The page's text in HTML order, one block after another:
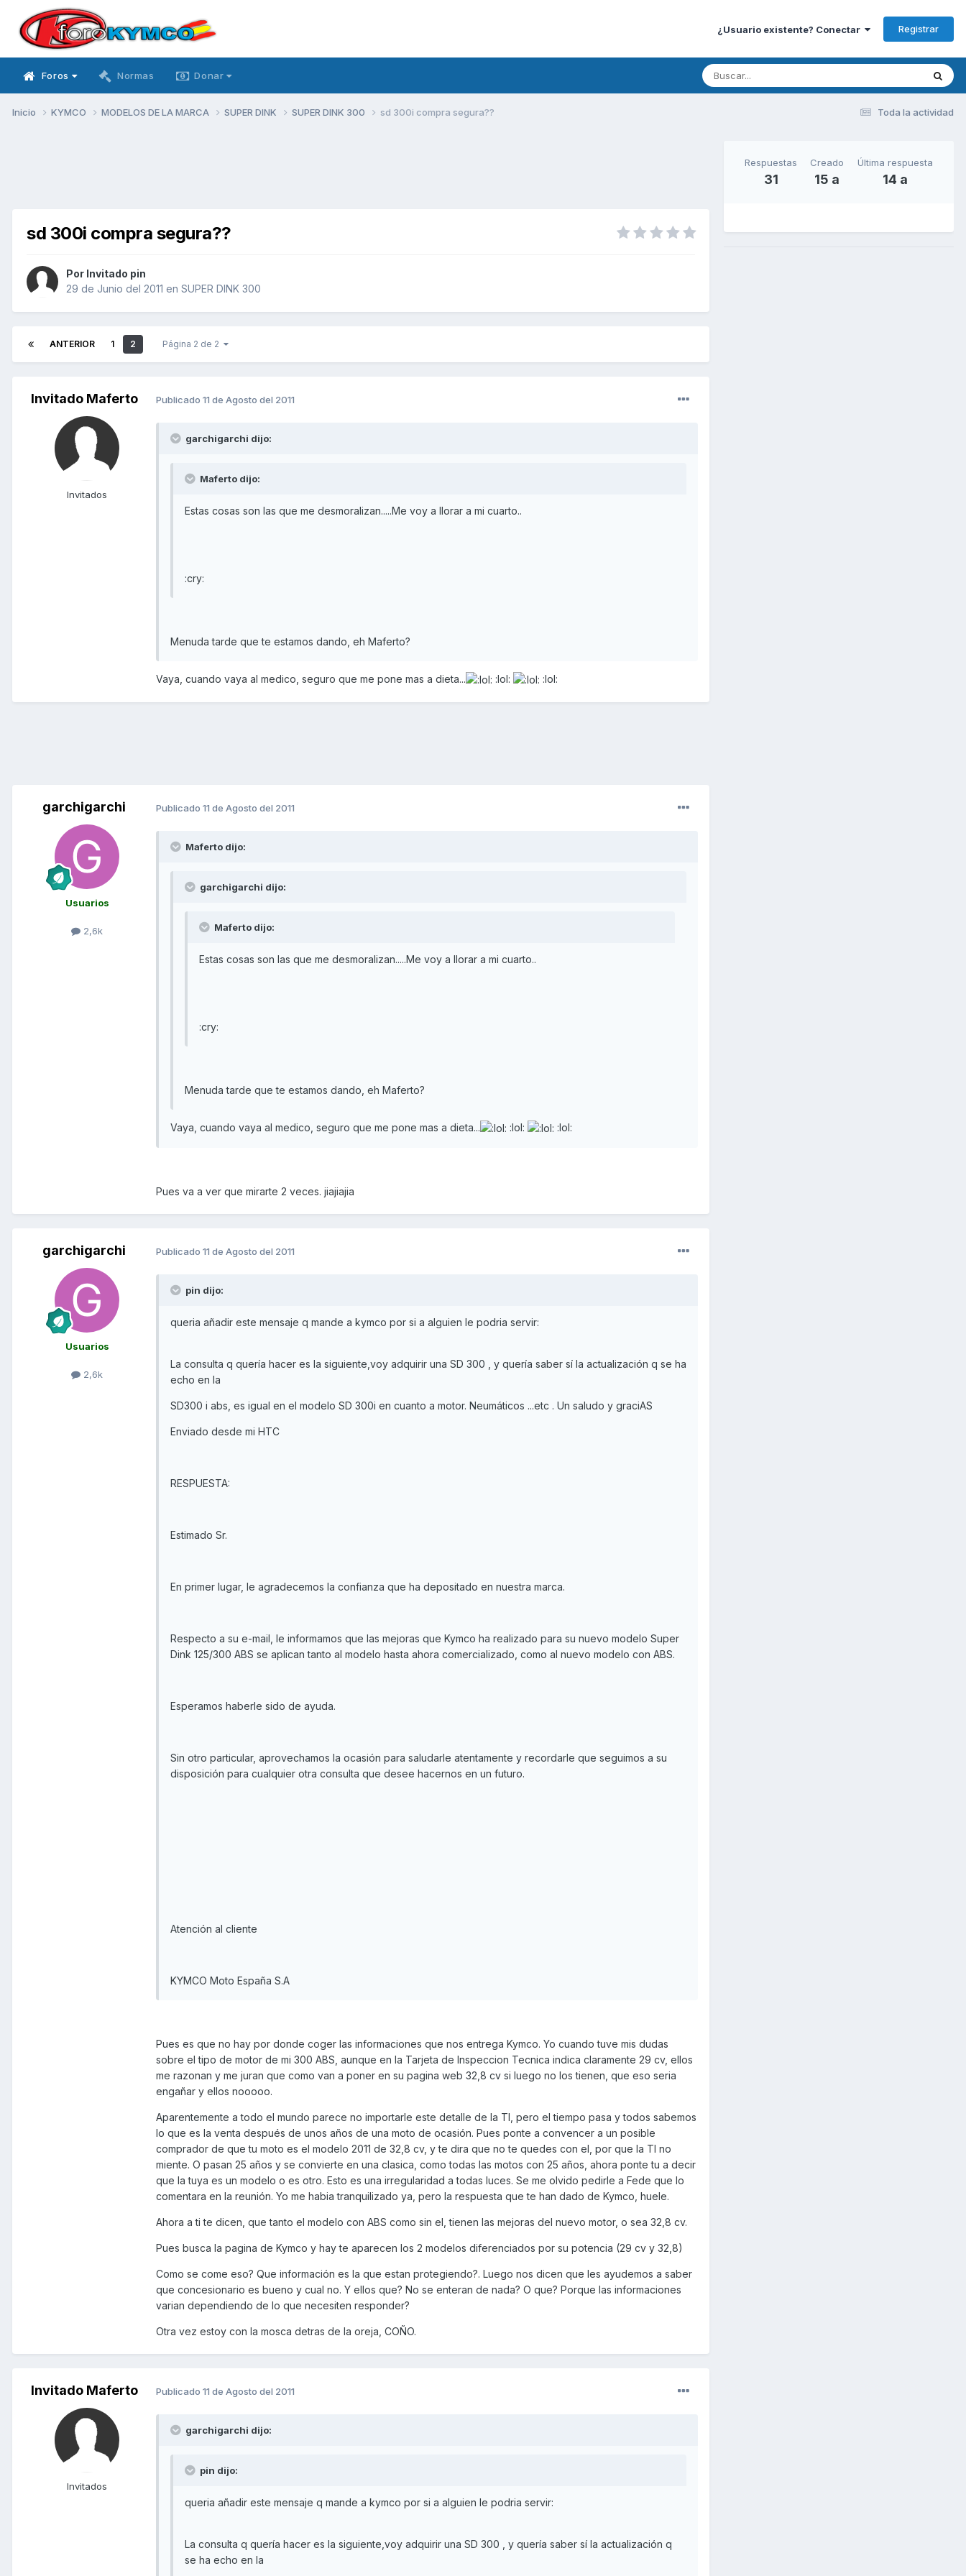
¿Usuario existente? Conectar Registrar
Foros Normas Donar
Toda la actividad
Inicio KYMCO MODELOS DE LA MARCA SUPER DINK SUPER DINK 300 sd 300i compra segura??
sd 300i compra segura??
Por Invitado pin
29 de Junio del 2011 en SUPER DINK 300
ANTERIOR 1 2 Página 2 de 2
Invitado Maferto
Invitados
Publicado 11 de Agosto del 2011
garchigarchi dijo:
Maferto dijo:
Estas cosas son las que me desmoralizan.....Me voy a llorar a mi cuarto..
:cry:
Menuda tarde que te estamos dando, eh Maferto?
Vaya, cuando vaya al medico, seguro que me pone mas a dieta... :lol: :lol:
garchigarchi
Usuarios
2,6k
Publicado 11 de Agosto del 2011
Maferto dijo:
garchigarchi dijo:
Maferto dijo:
Estas cosas son las que me desmoralizan.....Me voy a llorar a mi cuarto..
:cry:
Menuda tarde que te estamos dando, eh Maferto?
Vaya, cuando vaya al medico, seguro que me pone mas a dieta... :lol: :lol:
Pues va a ver que mirarte 2 veces. jiajiajia
garchigarchi
Usuarios
2,6k
Publicado 11 de Agosto del 2011
pin dijo:
queria añadir este mensaje q mande a kymco por si a alguien le podria servir:
La consulta q quería hacer es la siguiente,voy adquirir una SD 300 , y quería saber sí la actualización q se ha
echo en la
SD300 i abs, es igual en el modelo SD 300i en cuanto a motor. Neumáticos ...etc . Un saludo y graciAS
Enviado desde mi HTC
RESPUESTA:
Estimado Sr.
En primer lugar, le agradecemos la confianza que ha depositado en nuestra marca.
Respecto a su e-mail, le informamos que las mejoras que Kymco ha realizado para su nuevo modelo Super
Dink 125/300 ABS se aplican tanto al modelo hasta ahora comercializado, como al nuevo modelo con ABS.
Esperamos haberle sido de ayuda.
Sin otro particular, aprovechamos la ocasión para saludarle atentamente y recordarle que seguimos a su
disposición para cualquier otra consulta que desee hacernos en un futuro.
Atención al cliente
KYMCO Moto España S.A
Pues es que no hay por donde coger las informaciones que nos entrega Kymco. Yo cuando tuve mis dudas
sobre el tipo de motor de mi 300 ABS, aunque en la Tarjeta de Inspeccion Tecnica indica claramente 29 cv, ellos
me razonan y me juran que como van a poner en su pagina web 32,8 cv si luego no los tienen, que eso seria
engañar y ellos nooooo.
Aparentemente a todo el mundo parece no importarle este detalle de la TI, pero el tiempo pasa y todos sabemos
lo que es la venta después de unos años de una moto de ocasión. Pues ponte a convencer a un posible
comprador de que tu moto es el modelo 2011 de 32,8 cv, y te dira que no te quedes con el, por que la TI no
miente. O pasan 25 años y se convierte en una clasica, como todas las motos con 25 años, ahora ponte tu a decir
que la tuya es un modelo o es otro. Esto es una irregularidad a todas luces. Se me olvido pedirle a Fede que lo
comentara en la reunión. Yo me habia tranquilizado ya, pero la respuesta que te han dado de Kymco, huele.
Ahora a ti te dicen, que tanto el modelo con ABS como sin el, tienen las mejoras del nuevo motor, o sea 32,8 cv.
Pues busca la pagina de Kymco y hay te aparecen los 2 modelos diferenciados por su potencia (29 cv y 32,8)
Como se come eso? Que información es la que estan protegiendo?. Luego nos dicen que les ayudemos a saber
que concesionario es bueno y cual no. Y ellos que? No se enteran de nada? O que? Porque las informaciones
varian dependiendo de lo que necesiten responder?
Otra vez estoy con la mosca detras de la oreja, COÑO.
Invitado Maferto
Invitados
Publicado 11 de Agosto del 2011
garchigarchi dijo:
pin dijo:
queria añadir este mensaje q mande a kymco por si a alguien le podria servir:
La consulta q quería hacer es la siguiente,voy adquirir una SD 300 , y quería saber sí la actualización q
se ha echo en la
Respuestas
31
Creado
15 a
Última respuesta
14 a